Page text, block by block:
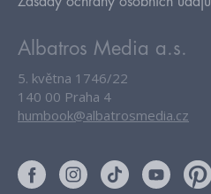
Albatros Media a.s.
5. května 1746/22
140 00 Praha 4
humbook@albatrosmedia.cz